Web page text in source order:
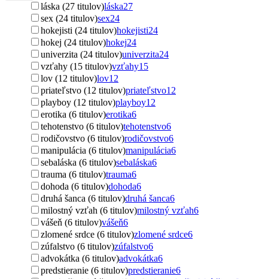
láska (27 titulov)láska27
sex (24 titulov)sex24
hokejisti (24 titulov)hokejisti24
hokej (24 titulov)hokej24
univerzita (24 titulov)univerzita24
vzťahy (15 titulov)vzťahy15
lov (12 titulov)lov12
priateľstvo (12 titulov)priateľstvo12
playboy (12 titulov)playboy12
erotika (6 titulov)erotika6
tehotenstvo (6 titulov)tehotenstvo6
rodičovstvo (6 titulov)rodičovstvo6
manipulácia (6 titulov)manipulácia6
sebaláska (6 titulov)sebaláska6
trauma (6 titulov)trauma6
dohoda (6 titulov)dohoda6
druhá šanca (6 titulov)druhá šanca6
milostný vzťah (6 titulov)milostný vzťah6
vášeň (6 titulov)vášeň6
zlomené srdce (6 titulov)zlomené srdce6
zúfalstvo (6 titulov)zúfalstvo6
advokátka (6 titulov)advokátka6
predstieranie (6 titulov)predstieranie6